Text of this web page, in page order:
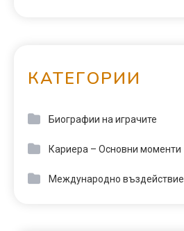
КАТЕГОРИИ
Биографии на играчите
Кариера – Основни моменти
Международно въздействие